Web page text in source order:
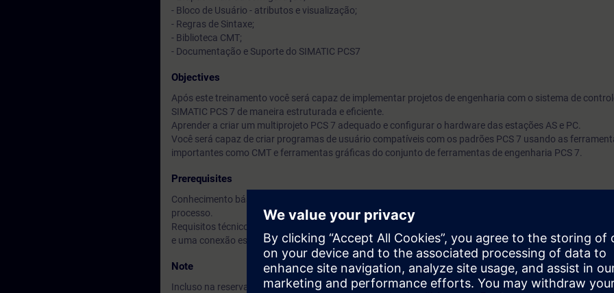
- Bloco de Usuário - atributos e visualização;
- Regras de Sintaxe;
- Biblioteca CMT;
- Documentação e Suporte do SIMATIC PCS7
Objectives
Após este treinamento você será capaz de implementar projetos de engenharia com o sistema de
SIMATIC PCS 7 de maneira estruturada e eficiente.
Aprender a criar um multiprojeto PCS 7 adequado e configurar o hardware das estações AS e PC.
Você será capaz de criar programas de usuário compatíveis com os padrões PCS 7 usando as
importantes como CMT e ferramentas gráficas do conjunto de ferramentas de engenharia PCS 7.
Prerequisites
Conhecimento básico de engenharia elétrica, sistemas de controle e controle de feedback e engenharia
processo.
Requisitos técnicos: Para este treinamento, você precisará de um computador com Windows 7 ou
e uma conexão estável à Internet. Recomendamos uma taxa de transferência de dados de 15 Mbit / s.
Note
Incluso na reserva do seu curso, você recebe uma conta de teste gratuito para acessar a Plataforma de